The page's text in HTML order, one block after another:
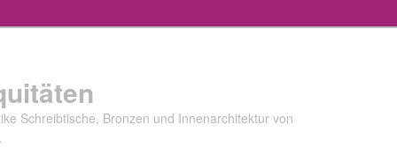
Schreibtische, Bronzen und Innenarchitektur von